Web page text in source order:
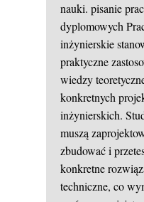
nauki. pisanie prac
dyplomowych
inżynierskie
praktyczne
wiedzy
konkretnych
inżynierskich.
muszą
zbudować i
konkretne
techniczne, co